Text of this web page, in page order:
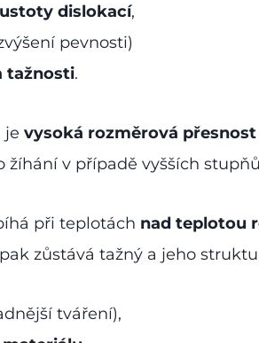
dislokací,
pevnosti)
tažnosti.
je vysoká rozměrová přesnost
v případě vyšších
při teplotách nad teplotou
zůstává tažný a jeho
tváření),